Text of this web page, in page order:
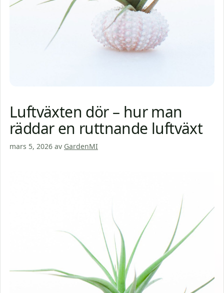
Luftväxten dör – hur man
räddar en ruttnande luftväxt
mars 5, 2026 av GardenMI